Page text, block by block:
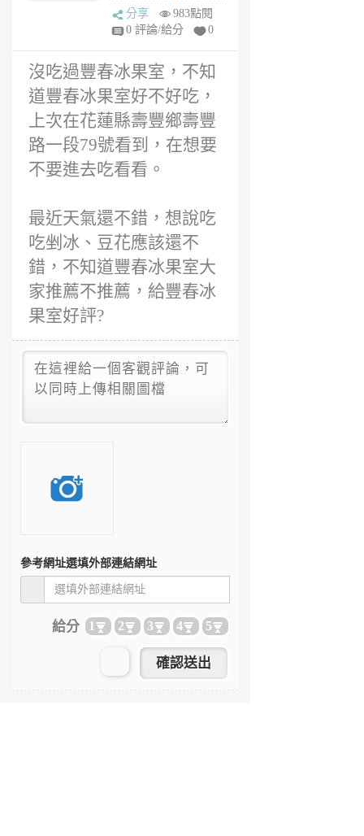
6
年
分享
983點閱
0 評論/給分
0
沒吃過豐春冰果室，不知
道豐春冰果室好不好吃，
上次在花蓮縣壽豐鄉壽豐
路一段79號看到，在想要
不要進去吃看看。
最近天氣還不錯，想說吃
吃剉冰、豆花應該還不
錯，不知道豐春冰果室大
家推薦不推薦，給豐春冰
果室好評?
參考網址選填外部連結網址
給分 1 2 3 4 5